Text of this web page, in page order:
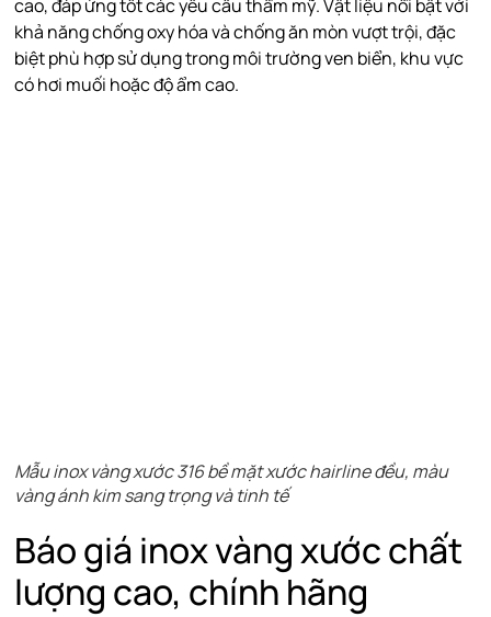
cao, đáp ứng tốt các yêu cầu thẩm mỹ. Vật liệu nổi bật với
khả năng chống oxy hóa và chống ăn mòn vượt trội, đặc
biệt phù hợp sử dụng trong môi trường ven biển, khu vực
có hơi muối hoặc độ ẩm cao.
Mẫu inox vàng xước 316 bề mặt xước hairline đều, màu
vàng ánh kim sang trọng và tinh tế
Báo giá inox vàng xước chất
lượng cao, chính hãng